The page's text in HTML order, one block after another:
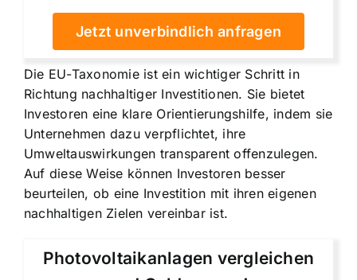
Jetzt unverbindlich anfragen
Die EU-Taxonomie ist ein wichtiger Schritt in
Richtung nachhaltiger Investitionen. Sie bietet
Investoren eine klare Orientierungshilfe, indem sie
Unternehmen dazu verpflichtet, ihre
Umweltauswirkungen transparent offenzulegen.
Auf diese Weise können Investoren besser
beurteilen, ob eine Investition mit ihren eigenen
nachhaltigen Zielen vereinbar ist.
Photovoltaikanlagen vergleichen